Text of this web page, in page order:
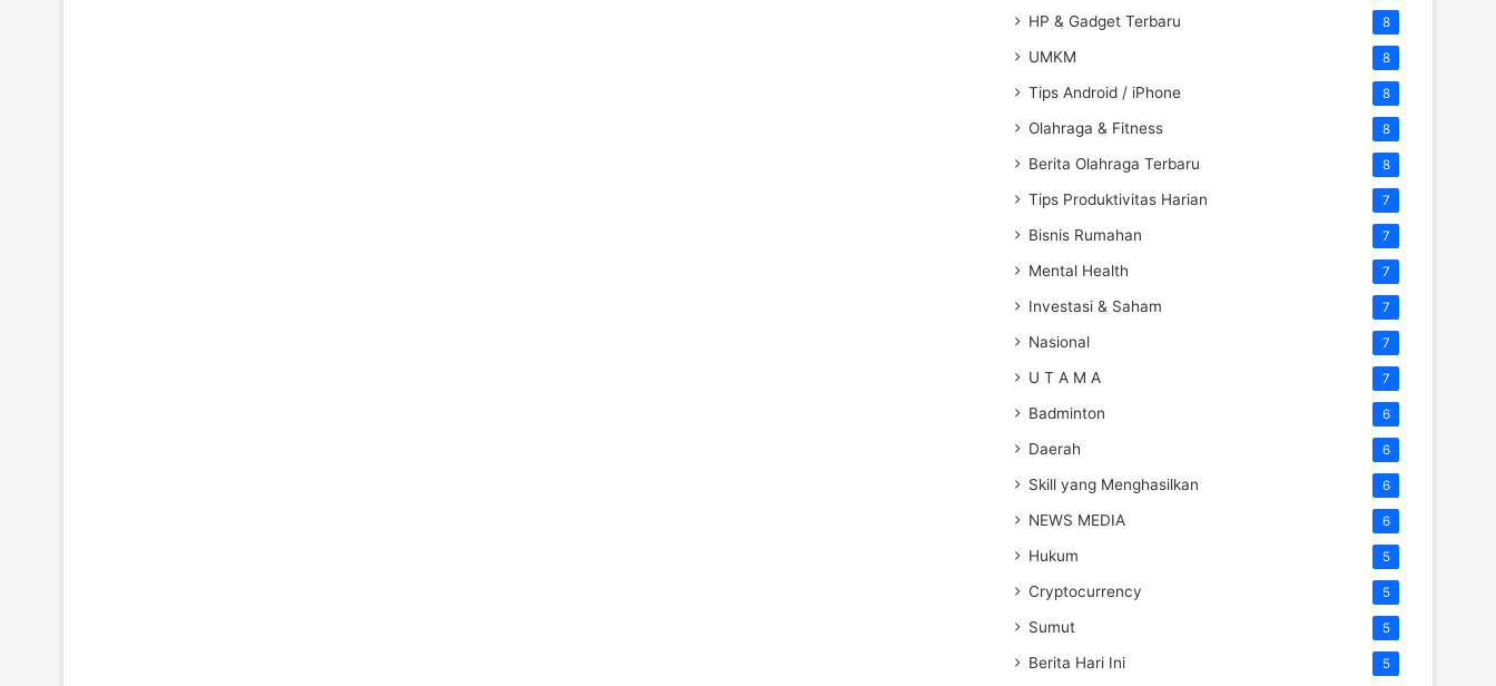
HP & Gadget Terbaru 8
UMKM 8
Tips Android / iPhone 8
Olahraga & Fitness 8
Berita Olahraga Terbaru 8
Tips Produktivitas Harian 7
Bisnis Rumahan 7
Mental Health 7
Investasi & Saham 7
Nasional 7
U T A M A 7
Badminton 6
Daerah 6
Skill yang Menghasilkan 6
NEWS MEDIA 6
Hukum 5
Cryptocurrency 5
Sumut 5
Berita Hari Ini 5